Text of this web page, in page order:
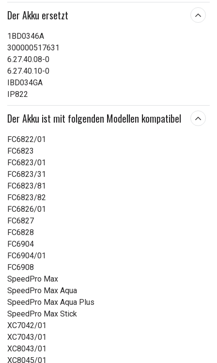
Der Akku ersetzt
1BD0346A
300000517631
6.27.40.08-0
6.27.40.10-0
IBD034GA
IP822
Der Akku ist mit folgenden Modellen kompatibel
FC6822/01
FC6823
FC6823/01
FC6823/31
FC6823/81
FC6823/82
FC6826/01
FC6827
FC6828
FC6904
FC6904/01
FC6908
SpeedPro Max
SpeedPro Max Aqua
SpeedPro Max Aqua Plus
SpeedPro Max Stick
XC7042/01
XC7043/01
XC8043/01
XC8045/01